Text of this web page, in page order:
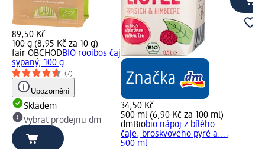
89,50 Kč
100 g (8,95 Kč za 10 g)
fair OBCHODBIO rooibos čaj
sypaný, 100 g
(7)
Upozornění
Skladem
Vybrat prodejnu dm
34,50 Kč
500 ml (6,90 Kč za 100 ml)
dmBiobio nápoj z bílého
čaje, broskvového pyré a...,
500 ml